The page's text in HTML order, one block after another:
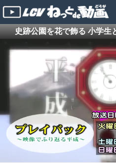
史跡公園を花で飾る 小学生